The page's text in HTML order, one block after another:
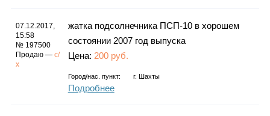
07.12.2017,
15:58
№ 197500
Продаю —с/
х
жатка подсолнечника ПСП-10 в хорошем
состоянии 2007 год выпуска
Цена: 200 руб.
Город/нас. пункт: г. Шахты
Подробнее